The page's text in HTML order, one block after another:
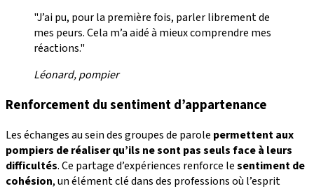
"J’ai pu, pour la première fois, parler librement de
mes peurs. Cela m’a aidé à mieux comprendre mes
réactions."
Léonard, pompier
Renforcement du sentiment d’appartenance
Les échanges au sein des groupes de parole permettent aux
pompiers de réaliser qu’ils ne sont pas seuls face à leurs
difficultés. Ce partage d’expériences renforce lesentiment de
cohésion, un élément clé dans des professions où l’esprit